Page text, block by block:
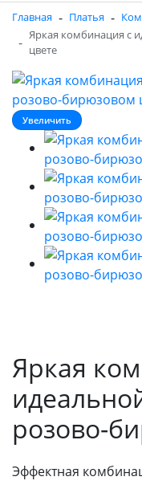
Главная - Платья -
- Яркая комбинация с
цвете
Увеличить
Яркая
розово-
Эффектная